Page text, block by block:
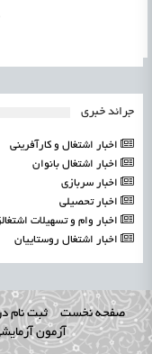
جرائد خبری
اخبار اشتغال و کارآفرینی
اخبار اشتغال بانوان
اخبار سربازی
اخبار تحصیلی
اخبار وام و تسهیلات
اخبار اشتغال روستاییان
صفحه نخست ثبت نام
آزمون